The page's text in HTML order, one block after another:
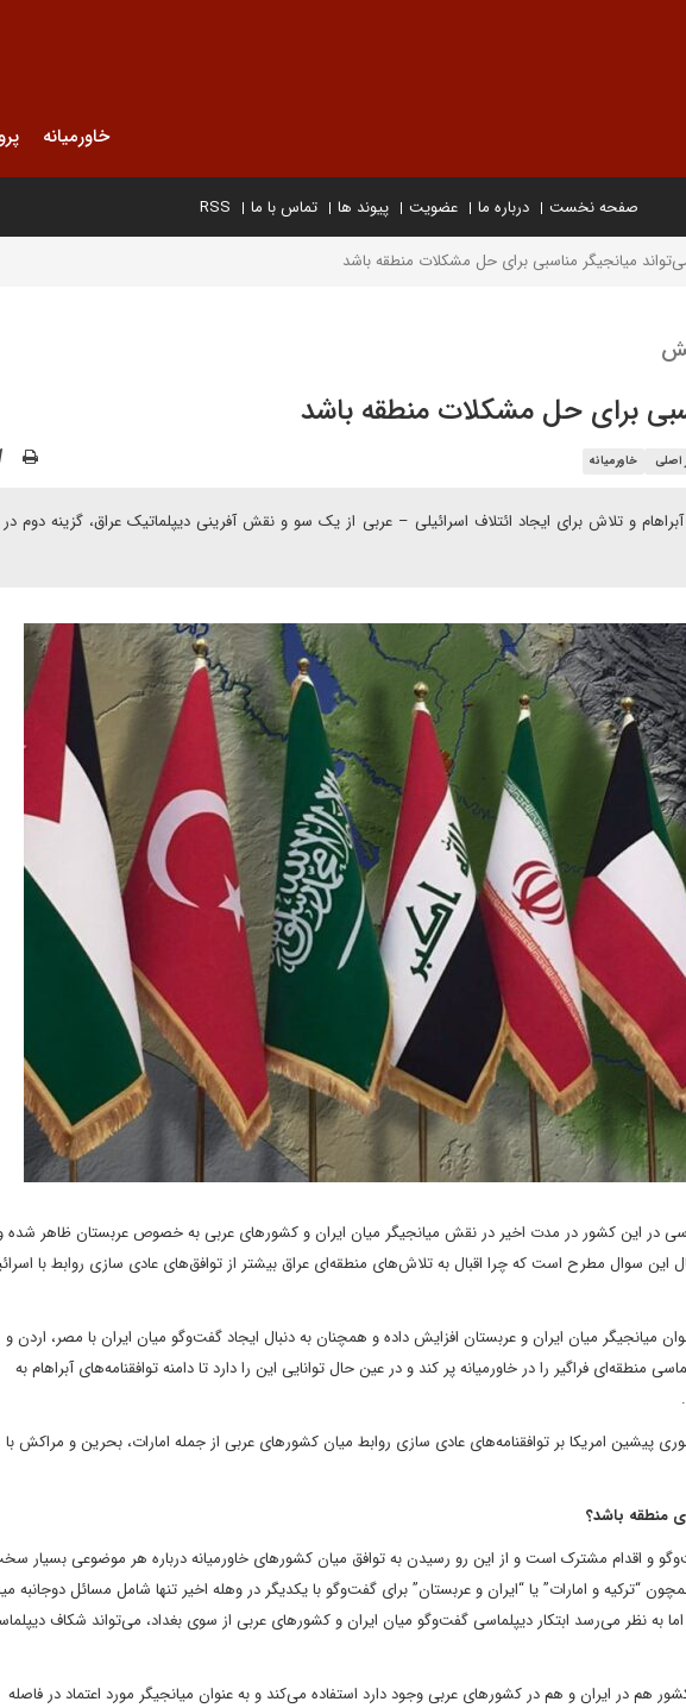
خاورمیانه
صفحه نخست درباره ما عضویت پیوند ها تماس با ما RSS
میانجیگر مناسبی برای حل مشکلات منطقه باشد
برای حل مشکلات منطقه باشد
اصلی خاورمیانه
و تلاش برای ایجاد ائتلاف اسرائیلی – عربی از یک سو و نقش آفرینی دیپلماتیک عراق، گزینه دوم در
در این کشور در مدت اخیر در نقش میانجیگر میان ایران و کشورهای عربی به خصوص عربستان ظاهر شده
این سوال مطرح است که چرا اقبال به تلاش‌های منطقه‌ای عراق بیشتر از توافق‌های عادی سازی روابط با
میان ایران و عربستان افزایش داده و همچنان به دنبال ایجاد گفت‌وگو میان ایران با مصر، اردن و
منطقه‌ای فراگیر را در خاورمیانه پر کند و در عین حال توانایی این را دارد تا دامنه توافقنامه‌های آبراهام به
پیشین امریکا بر توافقنامه‌های عادی سازی روابط میان کشورهای عربی از جمله امارات، بحرین و مراکش با
منطقه باشد؟
و اقدام مشترک است و از این رو رسیدن به توافق میان کشورهای خاورمیانه درباره هر موضوعی بسیار
“ترکیه و امارات” یا “ایران و عربستان” برای گفت‌وگو با یکدیگر در وهله اخیر تنها شامل مسائل دوجانبه
به نظر می‌رسد ابتکار دیپلماسی گفت‌وگو میان ایران و کشورهای عربی از سوی بغداد، می‌تواند شکاف
هم در ایران و هم در کشورهای عربی وجود دارد استفاده می‌کند و به عنوان میانجیگر مورد اعتماد در فاصله